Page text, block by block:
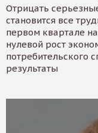
Отрицать
становится все
первом квартале
нулевой рост
потребительского
результаты